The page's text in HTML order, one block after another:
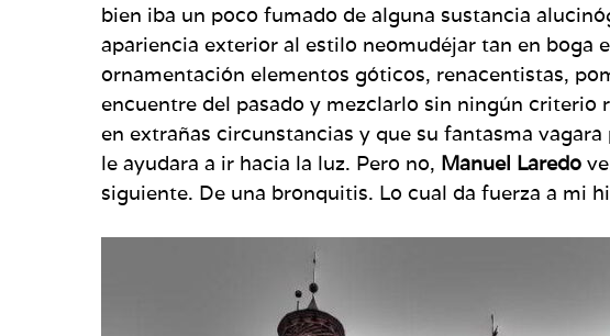
bien iba un poco fumado de alguna sustancia
apariencia exterior al estilo neomudéjar tan en boga
ornamentación elementos góticos, renacentistas,
encuentre del pasado y mezclarlo sin ningún
en extrañas circunstancias y que su fantasma
le ayudara a ir hacia la luz. Pero no, Manuel Laredo
siguiente. De una bronquitis. Lo cual da fuerza a mi